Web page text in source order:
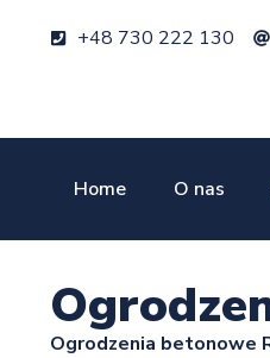
+48 730 222 130
Home O nas
Ogrodzenia betonowe